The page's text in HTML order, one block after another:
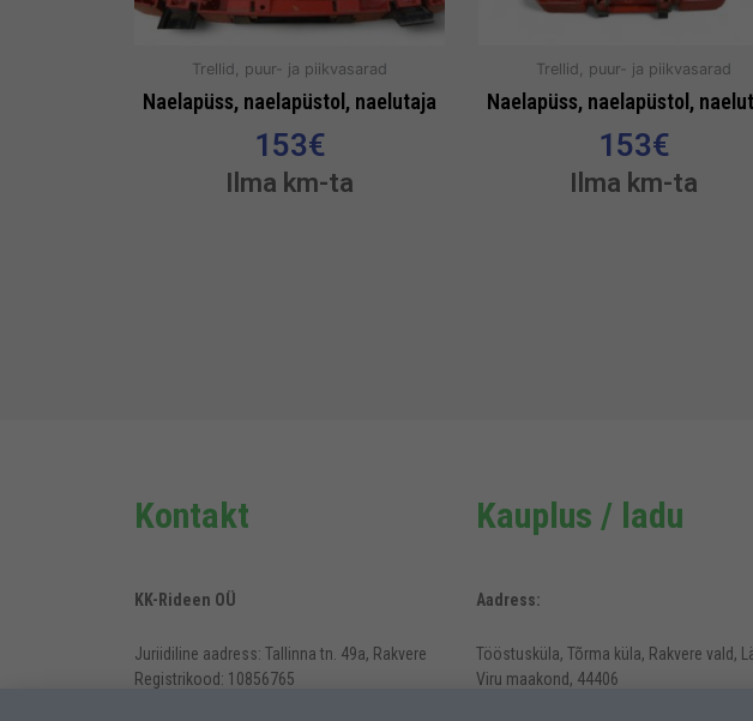
Trellid, puur- ja piikvasarad
Naelapüss, naelapüstol, naelutaja
153€
Ilma km-ta
Trellid, puur- ja piikvasarad
Naelapüss, naelapüstol,
153€
Ilma km-ta
Kontakt
KK-Rideen OÜ
Juriidiline aadress: Tallinna tn. 49a, Rakvere
Registrikood: 10856765
Kauplus / ladu
Aadress:
Tööstusküla, Tõrma küla, Rakvere vald,
Viru maakond, 44406